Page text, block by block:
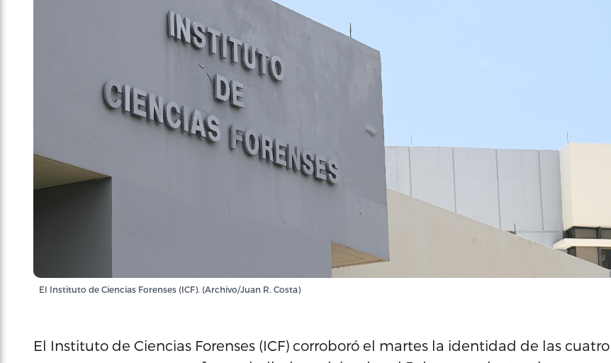
El Instituto de Ciencias Forenses (ICF). (Archivo/Juan R. Costa)
El Instituto de Ciencias Forenses (ICF) corroboró el martes la identidad de las cuatro